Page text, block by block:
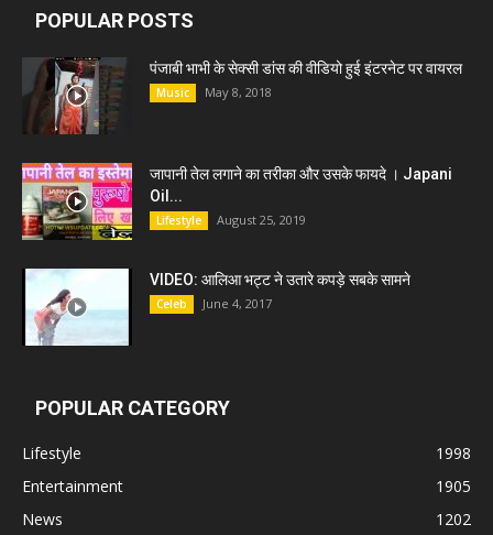
POPULAR POSTS
पंजाबी भाभी के सेक्सी डांस की वीडियो हुई इंटरनेट पर वायरल
Music May 8, 2018
जापानी तेल लगाने का तरीका और उसके फायदे । Japani
Oil...
Lifestyle August 25, 2019
VIDEO: आलिआ भट्ट ने उतारे कपड़े सबके सामने
Celeb June 4, 2017
POPULAR CATEGORY
Lifestyle
1998
Entertainment
1905
News
1202